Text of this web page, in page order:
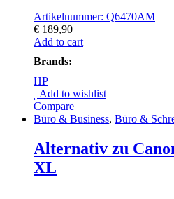
Artikelnummer: Q6470AM
€ 189,90
Add to cart
Brands:
HP
Add to wishlist
Compare
Büro & Business, Büro &
Alternativ zu
XL